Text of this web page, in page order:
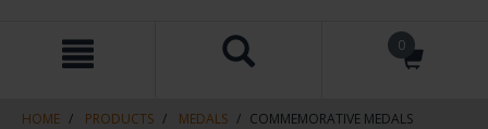
navigation
0
HOME PRODUCTS MEDALS COMMEMORATIVE MEDALS